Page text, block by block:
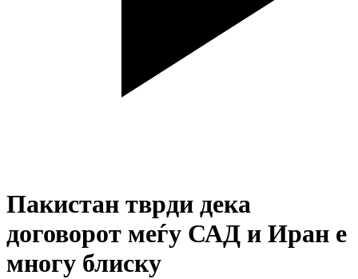
Пакистан тврди дека
договорот меѓу САД и Иран е
многу блиску